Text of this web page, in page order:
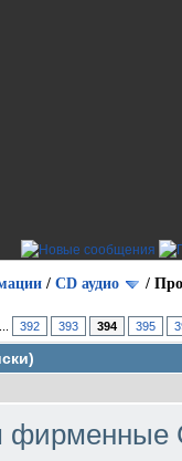
/ СD аудио /
392 393 394 395
фирменные